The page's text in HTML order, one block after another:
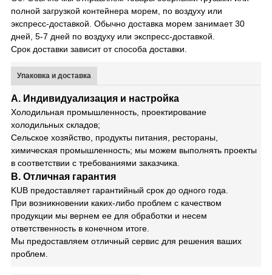
полной загрузкой контейнера морем, по воздуху или
экспресс-доставкой. Обычно доставка морем занимает 30
дней, 5-7 дней по воздуху или экспресс-доставкой.
Срок доставки зависит от способа доставки.
Упаковка и доставка
A. Индивидуализация и настройка
Холодильная промышленность, проектирование
холодильных складов;
Сельское хозяйство, продукты питания, рестораны,
химическая промышленность; мы можем выполнять проекты
в соответствии с требованиями заказчика.
B. Отличная гарантия
KUB предоставляет гарантийный срок до одного года.
При возникновении каких-либо проблем с качеством
продукции мы вернем ее для обработки и несем
ответственность в конечном итоге.
Мы предоставляем отличный сервис для решения ваших
проблем.